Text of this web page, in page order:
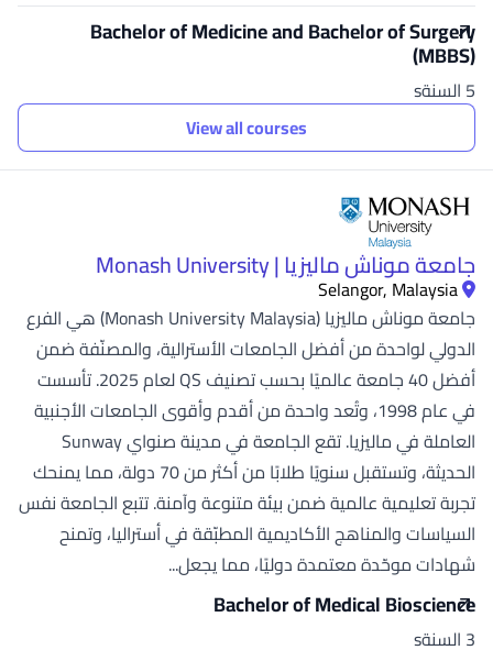
Bachelor of Medicine and Bachelor of Surgery
(MBBS)
5 السنةs
View all courses
جامعة موناش ماليزيا | Monash University
Selangor, Malaysia
جامعة موناش ماليزيا (Monash University Malaysia) هي الفرع
الدولي لواحدة من أفضل الجامعات الأسترالية، والمصنّفة ضمن
أفضل 40 جامعة عالميًا بحسب تصنيف QS لعام 2025. تأسست
في عام 1998، وتُعد واحدة من أقدم وأقوى الجامعات الأجنبية
العاملة في ماليزيا. تقع الجامعة في مدينة صنواي Sunway
الحديثة، وتستقبل سنويًا طلابًا من أكثر من 70 دولة، مما يمنحك
تجربة تعليمية عالمية ضمن بيئة متنوعة وآمنة. تتبع الجامعة نفس
السياسات والمناهج الأكاديمية المطبّقة في أستراليا، وتمنح
شهادات موحّدة معتمدة دوليًا، مما يجعل...
Bachelor of Medical Bioscience
3 السنةs